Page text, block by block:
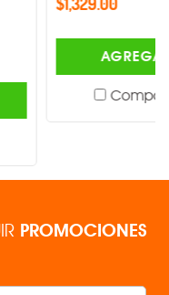
AGREGAR
Comparar
PROMOCIONES